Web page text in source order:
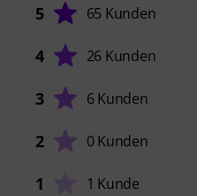
5 65 Kunden
4 26 Kunden
3 6 Kunden
2 0 Kunden
1 1 Kunde